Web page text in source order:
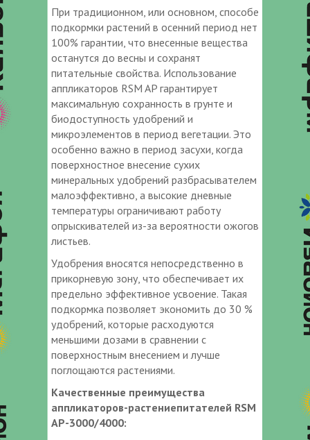
При традиционном, или основном, способе
подкормки растений в осенний период нет
100% гарантии, что внесенные вещества
останутся до весны и сохранят
питательные свойства. Использование
аппликаторов RSM AP гарантирует
максимальную сохранность в грунте и
биодоступность удобрений и
микроэлементов в период вегетации. Это
особенно важно в период засухи, когда
поверхностное внесение сухих
минеральных удобрений разбрасывателем
малоэффективно, а высокие дневные
температуры ограничивают работу
опрыскивателей из-за вероятности ожогов
листьев.
Удобрения вносятся непосредственно в
прикорневую зону, что обеспечивает их
предельно эффективное усвоение. Такая
подкормка позволяет экономить до 30 %
удобрений, которые расходуются
меньшими дозами в сравнении с
поверхностным внесением и лучше
поглощаются растениями.
Качественные преимущества
аппликаторов-растениепитателей RSM
AP-3000/4000: